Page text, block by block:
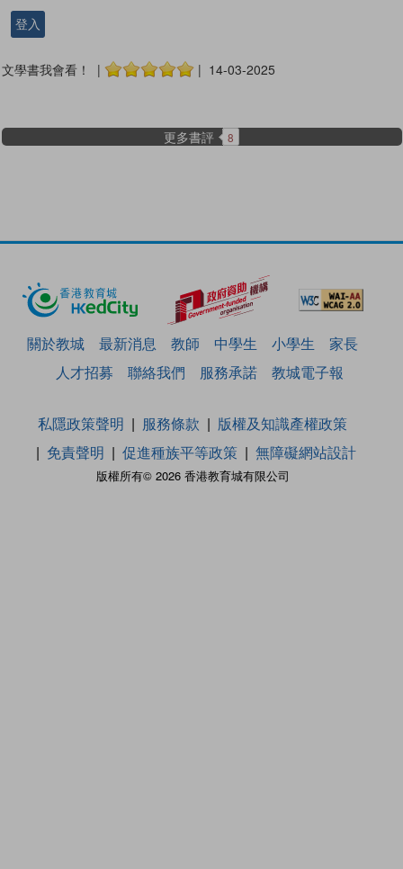
登入
文學書我會看！ | | 14-03-2025
更多書評 8
關於教城 最新消息 教師 中學生 小學生
家長
人才招募
聯絡我們 服務承諾 教城電子報
版權所有© 2026 香港教育城有限公司
私隱政策聲明 服務條款
版權及知識產權政策
免責聲明
促進種族平等政策 無障礙網站設計